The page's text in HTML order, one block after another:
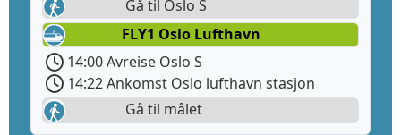
Gå til Oslo S
FLY1 Oslo Lufthavn
14:00 Avreise Oslo S
14:22 Ankomst Oslo lufthavn stasjon
Gå til målet